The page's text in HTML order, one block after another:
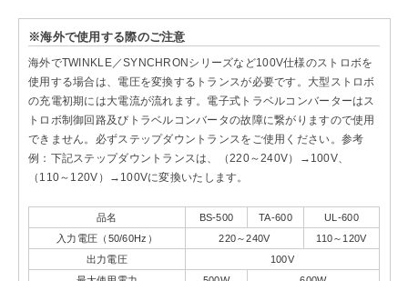
※海外で使用する際のご注意
海外でTWINKLE／SYNCHRONシリーズなど100V仕様のストロボを
使用する場合は、電圧を変換するトランスが必要です。大型ストロボ
の充電初期には大電流が流れます。電子式トラベルコンバーターはス
トロボ制御回路及びトラベルコンバータの故障に繋がりますので使用
できません。必ずステップダウントランスをご使用ください。参考
例：下記ステップダウントランスは、（220～240V）→100V、
（110～120V）→100Vに変換いたします。
品名 BS-500 TA-600
UL-600
入力電圧（50/60Hz）
220～240V
110～120V
出力電圧
100V